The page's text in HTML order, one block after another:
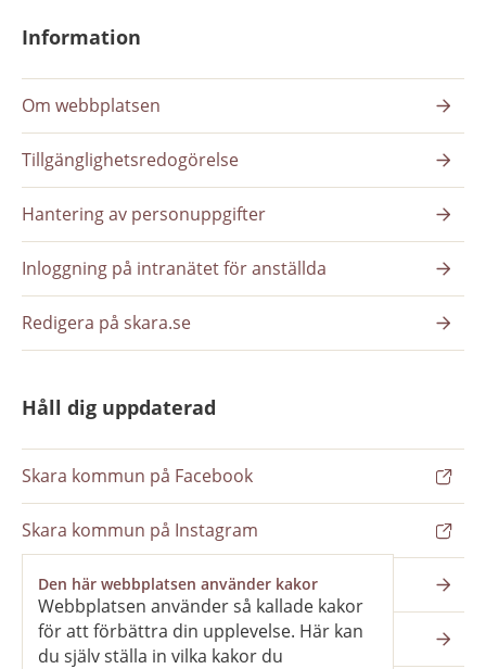
Den här webbplatsen använder kakor
Webbplatsen använder så kallade kakor
för att förbättra din upplevelse. Här kan
du själv ställa in vilka kakor du
Information
Om webbplatsen
Tillgänglighetsredogörelse
Hantering av personuppgifter
Inloggning på intranätet för anställda
Redigera på skara.se
Håll dig uppdaterad
Skara kommun på Facebook
Skara kommun på Instagram
Nyhetsbrev
Pressrum